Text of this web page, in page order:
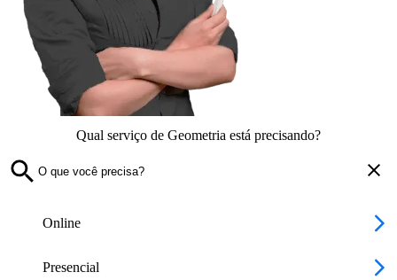
Qual serviço de Geometria está precisando?
Online
Presencial